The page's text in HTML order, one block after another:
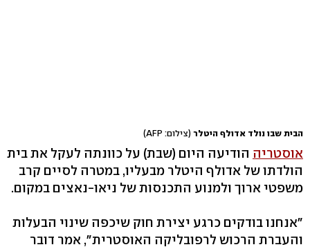
הבית שבו נולד אדולף היטלר (צילום: AFP)
אוסטריה הודיעה היום (שבת) על כוונתה לעקל את בית
הולדתו של אדולף היטלר מבעליו, במטרה לסיים קרב
משפטי ארוך ולמנוע התכנסות של ניאו-נאצים במקום.
"אנחנו בודקים כרגע יצירת חוק שיכפה שינוי הבעלות
והעברת הרכוש לרפובליקה האוסטרית", אמר דובר